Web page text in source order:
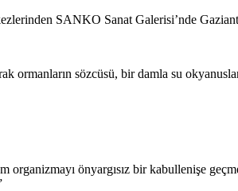
SANKO Sanat Galerisi’nde
ormanların sözcüsü, bir damla su
organizmayı önyargısız bir kabullenişe